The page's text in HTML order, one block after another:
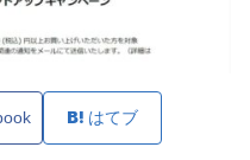
はてブ